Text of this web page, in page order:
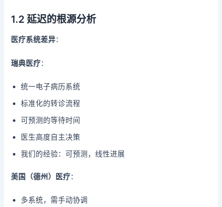
1.2 延迟的根源分析
医疗系统差异：
瑞典医疗：
统一电子病历系统
标准化的转诊流程
可预测的等待时间
医生高度自主决策
我们的经验：可预测，线性进展
美国（德州）医疗：
多系统，需手动协调